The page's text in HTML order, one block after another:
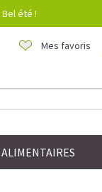
été !
Mes favoris